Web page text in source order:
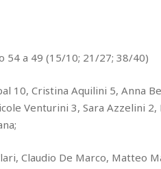
54 a 49 (15/10; 21/27; 38/40)
10, Cristina Aquilini 5, Anna
Venturini 3, Sara Azzelini
Claudio De Marco, Matteo